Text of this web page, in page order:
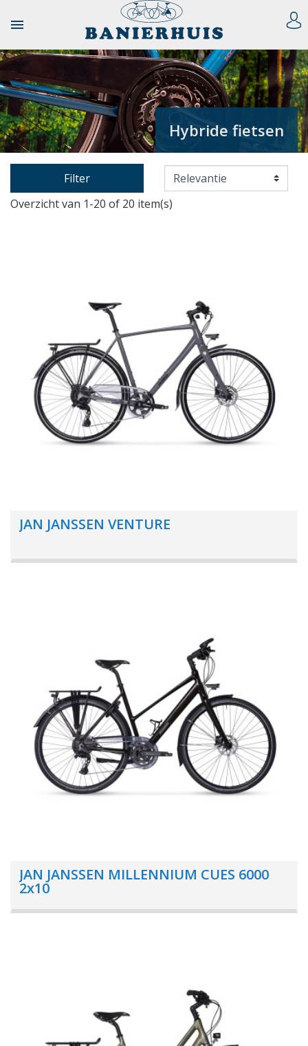

Hybride fietsen
Filter
Overzicht van 1-20 of 20 item(s)
JAN JANSSEN VENTURE
JAN JANSSEN MILLENNIUM CUES 6000
2x10